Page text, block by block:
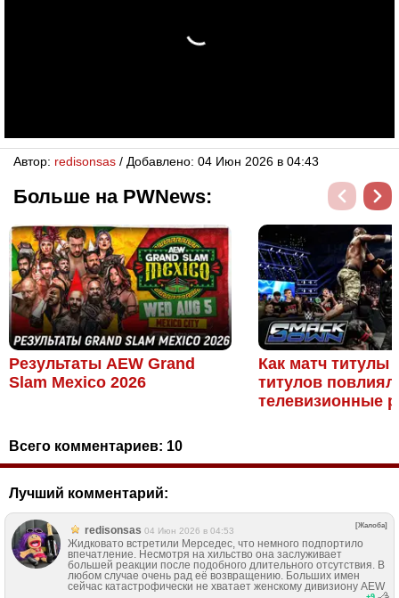
Автор: redisonsas / Добавлено: 04 Июн 2026 в 04:43
Больше на PWNews:
Результаты AEW Grand
Slam Mexico 2026
Как матч титулы
титулов повлиял
телевизионные
Всего комментариев: 10
Лучший комментарий:
redisonsas 04 Июн 2026 в 04:53
[Жалоба]
Жидковато встретили Мерседес, что немного подпортило
впечатление. Несмотря на хильство она заслуживает
большей реакции после подобного длительного отсутствия. В
любом случае очень рад её возвращению. Больших имен
сейчас катастрофически не хватает женскому дивизиону AEW